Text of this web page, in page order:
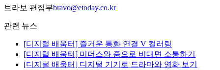
브라보 편집부bravo@etoday.co.kr
관련 뉴스
[디지털 배움터] 즐거운 통화 연결 V 컬러링
[디지털 배움터] 미더스와 줌으로 비대면 소통하기
[디지털 배움터] 디지털 기기로 드라마와 영화 보기